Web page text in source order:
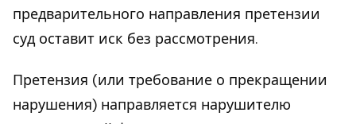
предварительного направления претензии
суд оставит иск без рассмотрения.
Претензия (или требование о прекращении
нарушения) направляется нарушителю